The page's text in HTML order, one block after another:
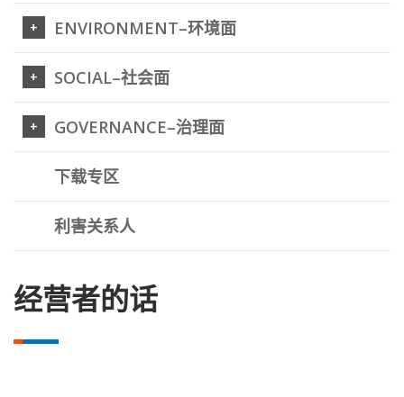
ENVIRONMENT–环境面
SOCIAL–社会面
GOVERNANCE–治理面
下载专区
利害关系人
经营者的话